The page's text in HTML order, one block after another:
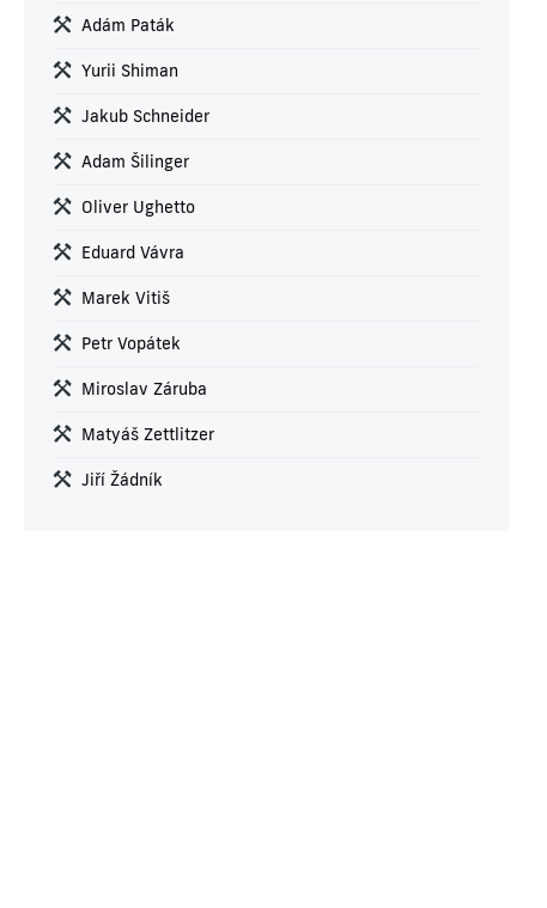
Adám Paták
Yurii Shiman
Jakub Schneider
Adam Šilinger
Oliver Ughetto
Eduard Vávra
Marek Vitiš
Petr Vopátek
Miroslav Záruba
Matyáš Zettlitzer
Jiří Žádník